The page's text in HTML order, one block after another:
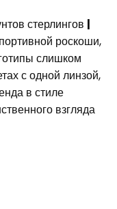
стерлингов |
роскоши,
слишком
с одной линзой,
в стиле
взгляда